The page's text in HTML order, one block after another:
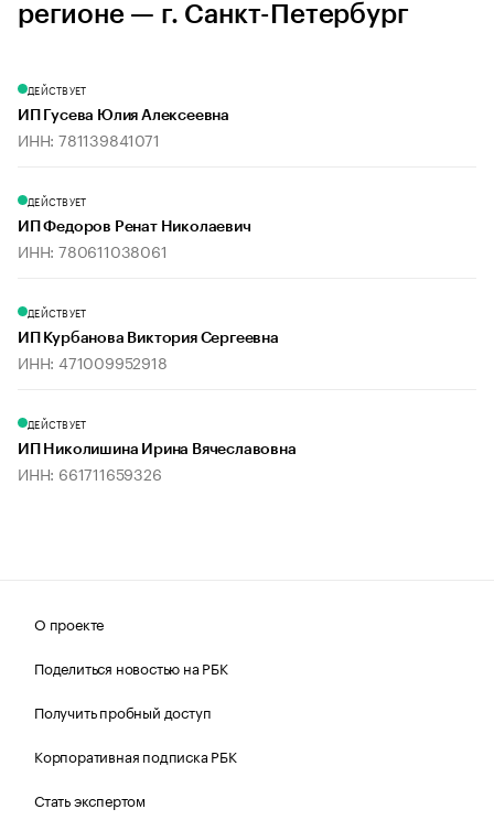
регионе — г. Санкт-Петербург
ДЕЙСТВУЕТ
ИП Гусева Юлия Алексеевна
ИНН: 781139841071
ДЕЙСТВУЕТ
ИП Федоров Ренат Николаевич
ИНН: 780611038061
ДЕЙСТВУЕТ
ИП Курбанова Виктория Сергеевна
ИНН: 471009952918
ДЕЙСТВУЕТ
ИП Николишина Ирина Вячеславовна
ИНН: 661711659326
О проекте
Поделиться новостью на РБК
Получить пробный доступ
Корпоративная подписка РБК
Стать экспертом